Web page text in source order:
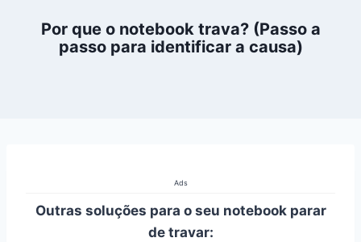
Por que o notebook trava? (Passo a
passo para identificar a causa)
Ads
Outras soluções para o seu notebook parar
de travar: